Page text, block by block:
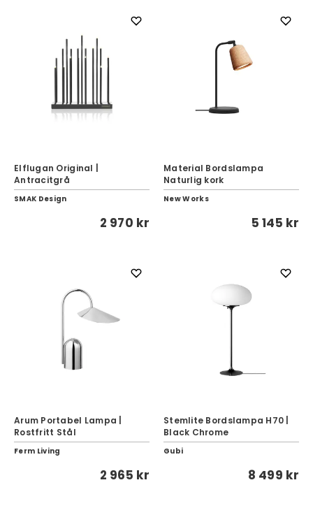
Elflugan Original |
Antracitgrå
SMAK Design
2 970 kr
Material Bordslampa
Naturlig kork
New Works
5 145 kr
Arum Portabel Lampa |
Rostfritt Stål
Ferm Living
2 965 kr
Stemlite Bordslampa H70 |
Black Chrome
Gubi
8 499 kr